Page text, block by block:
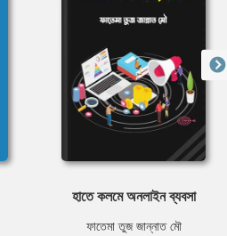
হাতে কলমে অনলাইন ব্যবসা
ফাতেমা তুজ জান্নাত মৌ